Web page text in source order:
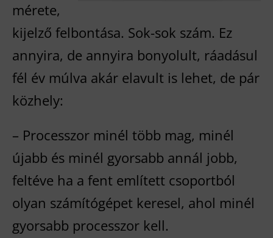
mérete,
kijelző felbontása. Sok-sok szám. Ez
annyira, de annyira bonyolult, ráadásul
fél év múlva akár elavult is lehet, de pár
közhely:
– Processzor minél több mag, minél
újabb és minél gyorsabb annál jobb,
feltéve ha a fent említett csoportból
olyan számítógépet keresel, ahol minél
gyorsabb processzor kell.